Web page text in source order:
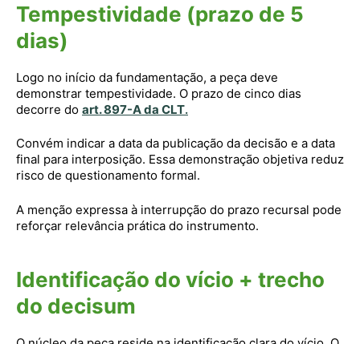
Tempestividade (prazo de 5
dias)
Logo no início da fundamentação, a peça deve
demonstrar tempestividade. O prazo de cinco dias
decorre do art. 897-A da CLT.
Convém indicar a data da publicação da decisão e a data
final para interposição. Essa demonstração objetiva reduz
risco de questionamento formal.
A menção expressa à interrupção do prazo recursal pode
reforçar relevância prática do instrumento.
Identificação do vício + trecho
do decisum